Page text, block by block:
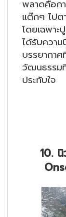
พลาดคือกา
แต๊กๆ ไปต
โดยเฉพา
ได้รับความ
บรรยากาศ
วัฒนธรรม
ประทับใจ
10.